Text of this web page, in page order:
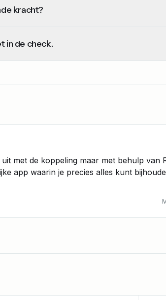
kracht?
in de check.
met de koppeling maar met behulp van
app waarin je precies alles kunt